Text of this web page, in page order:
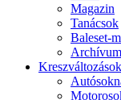
Magazin
Tanácsok
Baleset-
Archívum
Kreszváltozások